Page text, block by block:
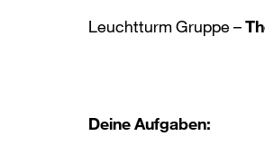
Leuchtturm Gruppe –
Deine Aufgaben: